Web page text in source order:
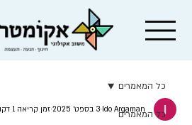
כל המאמרים
כל המאמרים
Ido Argaman 3 בספט׳ 2025 זמן קריאה 1 דקות